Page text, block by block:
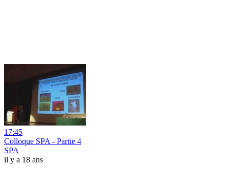
17:45
Colloque SPA - Partie 4
SPA
il y a 18 ans